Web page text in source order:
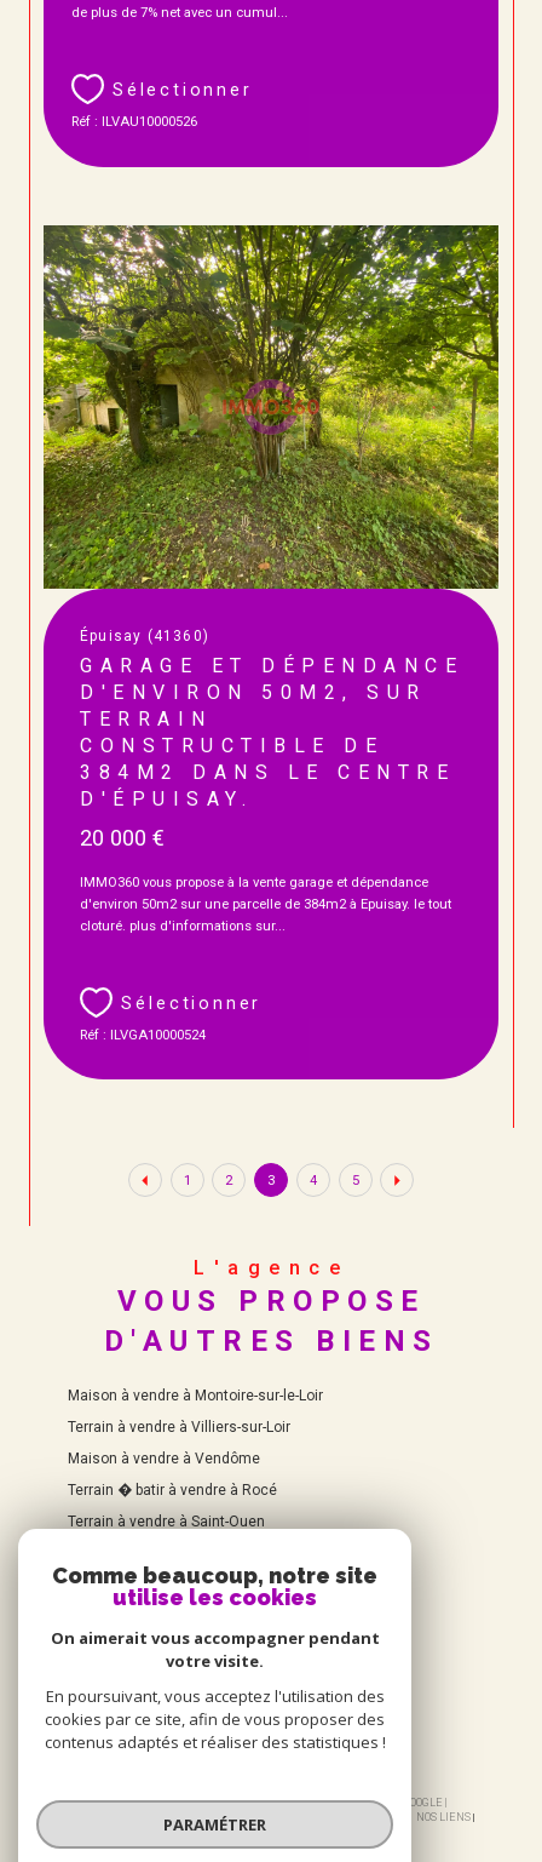
de plus de 7% net avec un cumul...
Sélectionner
Réf : ILVAU10000526
Épuisay (41360)
GARAGE ET DÉPENDANCE
D'ENVIRON 50M2, SUR
TERRAIN
CONSTRUCTIBLE DE
384M2 DANS LE CENTRE
D'ÉPUISAY.
20 000 €
IMMO360 vous propose à la vente garage et dépendance
d'environ 50m2 sur une parcelle de 384m2 à Epuisay. le tout
cloturé. plus d'informations sur...
Sélectionner
Réf : ILVGA10000524
1 2 3 4 5
L'agence
VOUS PROPOSE
D'AUTRES BIENS
Maison à vendre à Montoire-sur-le-Loir
Terrain à vendre à Villiers-sur-Loir
Maison à vendre à Vendôme
Terrain � batir à vendre à Rocé
Terrain à vendre à Saint-Ouen
© 2026 | TOUS DROITS RÉSERVÉS | TRADUCTION POWERED BY GOOGLE |
PLAN DU SITE ADMIN
NOS LIENS
POLITIQUE RGPD
Comme beaucoup, notre site
utilise les cookies
On aimerait vous accompagner pendant
votre visite.
En poursuivant, vous acceptez l'utilisation des
cookies par ce site, afin de vous proposer des
contenus adaptés et réaliser des statistiques !
PARAMÉTRER